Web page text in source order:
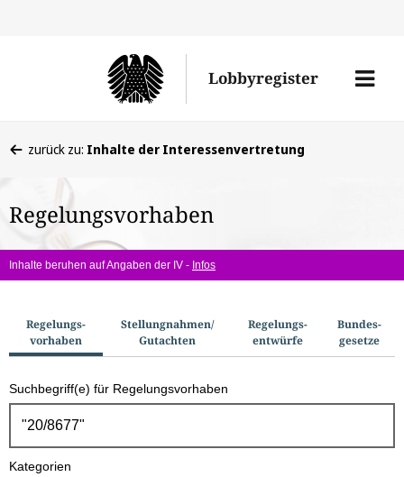
den
Lobbyregister
Menü
befinden
hier:
zurück zu: Inhalte der Interessenvertretung
Regelungsvorhaben
Inhalte beruhen auf Angaben der IV - Infos
u
c
h
o
Regelungs­
vorhaben
Stellungnahmen/​
Gutachten
Regelungs­
entwürfe
Bundes­
gesetze
Suchbegriff(e) für Regelungsvorhaben
Kategorien